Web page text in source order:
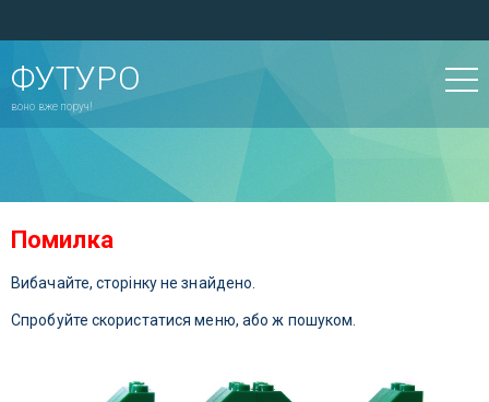
ФУТУРО
воно вже поруч!
Помилка
Вибачайте, сторінку не знайдено.
Спробуйте скористатися меню, або ж пошуком.